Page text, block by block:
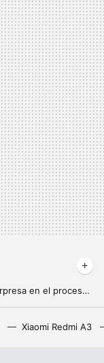
Samsung Galaxy Tab S10+ y S10 Ultra: sorpresa en el procesador, pantallas de lujo e IA por todas partes para hacerle frente a los iPad
Xiaomi Redmi A3